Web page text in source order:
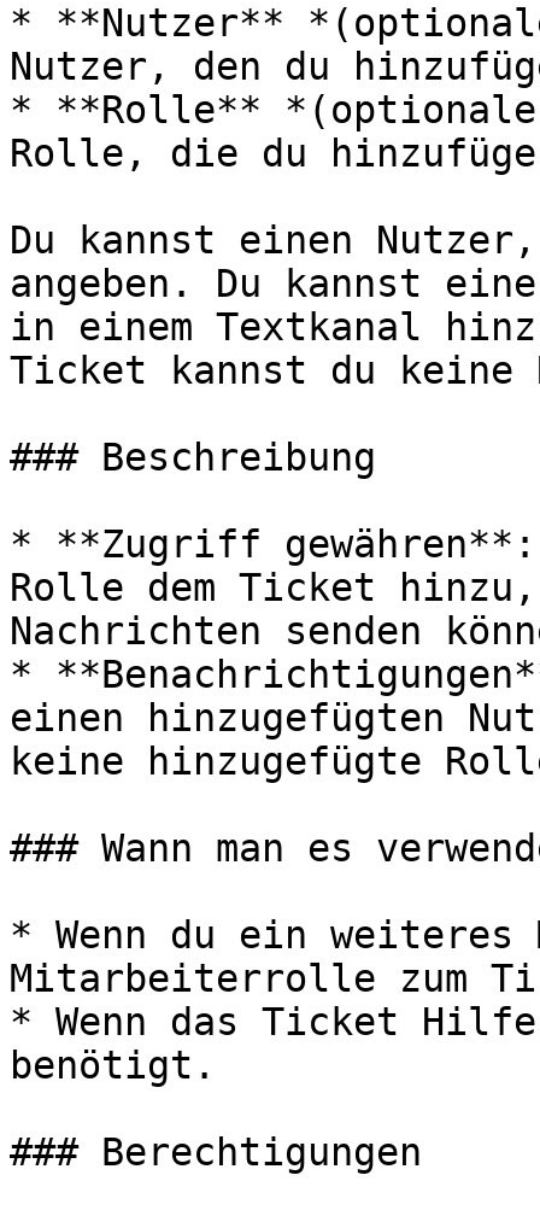
* **Nutzer**
Nutzer, den du
* **Rolle** *(optionale
Rolle, die du
Du kannst einen
angeben. Du kannst
in einem Textkanal
Ticket kannst du keine
### Beschreibung
* **Zugriff
Rolle dem Ticket
Nachrichten senden
*
einen hinzugefügten
keine hinzugefügte
### Wann man es
* Wenn du ein
Mitarbeiterrolle zum
* Wenn das Ticket Hilfe
benötigt.
### Berechtigungen